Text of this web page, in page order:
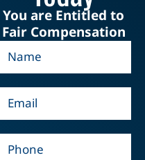
You are Entitled to
Fair Compensation